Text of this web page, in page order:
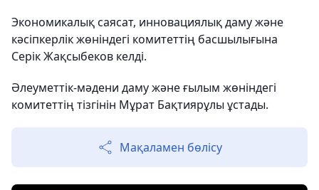
Экономикалық саясат, инновациялық даму және
кәсіпкерлік жөніндегі комитеттің басшылығына
Серік Жақсыбеков келді.
Әлеуметтік-мәдени даму және ғылым жөніндегі
комитеттің тізгінін Мұрат Бақтиярұлы ұстады.
Мақаламен бөлісу